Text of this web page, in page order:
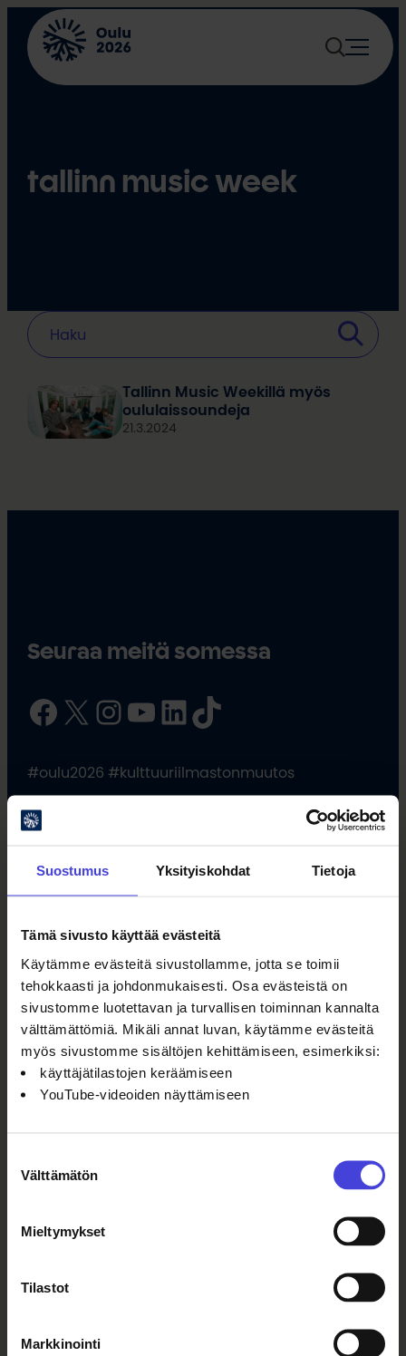
Suostumus Yksityiskohdat Tietoja
Tämä sivusto käyttää evästeitä
Käytämme evästeitä sivustollamme, jotta se toimii
tehokkaasti ja johdonmukaisesti. Osa evästeistä on
sivustomme luotettavan ja turvallisen toiminnan kannalta
välttämättömiä. Mikäli annat luvan, käytämme evästeitä
myös sivustomme sisältöjen kehittämiseen, esimerkiksi:
käyttäjätilastojen keräämiseen
YouTube-videoiden näyttämiseen
valinta
Välttämätön
Mieltymykset
Tilastot
Markkinointi
Siirry
sisältöön
tallinn music week
Tallinn Music Weekillä myös
oululaissoundeja
21.3.2024
Seuraa meitä somessa
Facebook X InstagramYouTube LinkedIn TikTok
#oulu2026 #kulttuuriilmastonmuutos
Oulun kulttuurisäätiö
Oulu2026 Info
Kauppurienkatu 10
Kauppakeskus Pekuri 2krs
info@oulu2026.eu
Ajankohtaista
Uutiset